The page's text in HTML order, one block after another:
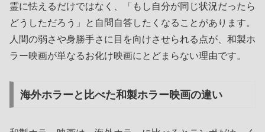
霊に怯えるだけではなく、「もし自分が同じ状況だったら
どうしただろう」と自問自答したくなることがあります。
人間の弱さや身勝手さに目を向けさせられる点が、和製ホ
ラー映画が単なるお化け映画にとどまらない理由です。
海外ホラーと比べた和製ホラー映画の違い